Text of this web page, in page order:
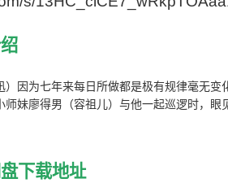
）因为七年来每日所做都是极有规律毫无变
师妹廖得男（容祖儿）与他一起巡逻时，眼
也从两人身上感受到温暖。不久，湾仔区出
也没能幸免。此事促使陈俊杰从麻木中惊
下载地址